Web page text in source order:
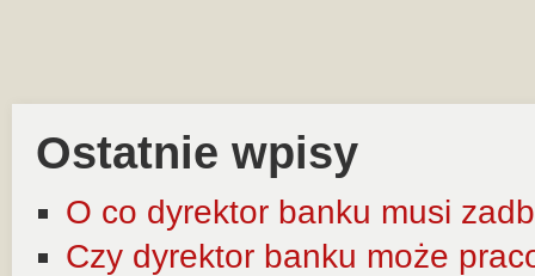
Ostatnie wpisy
O co dyrektor banku musi
Czy dyrektor banku może